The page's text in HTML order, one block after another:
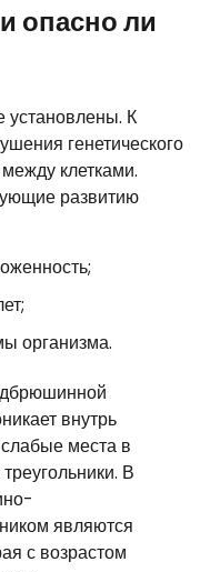
опасно ли
установлены. К
генетического
клетками.
развитию
организма.
внутрь
места в
В
являются
с возрастом